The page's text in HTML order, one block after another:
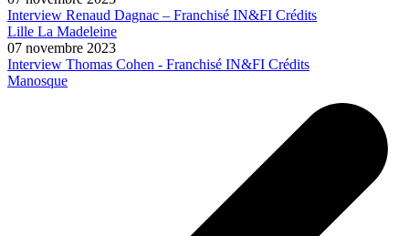
Interview Renaud Dagnac – Franchisé IN&FI Crédits
Lille La Madeleine
07 novembre 2023
Interview Thomas Cohen - Franchisé IN&FI Crédits
Manosque